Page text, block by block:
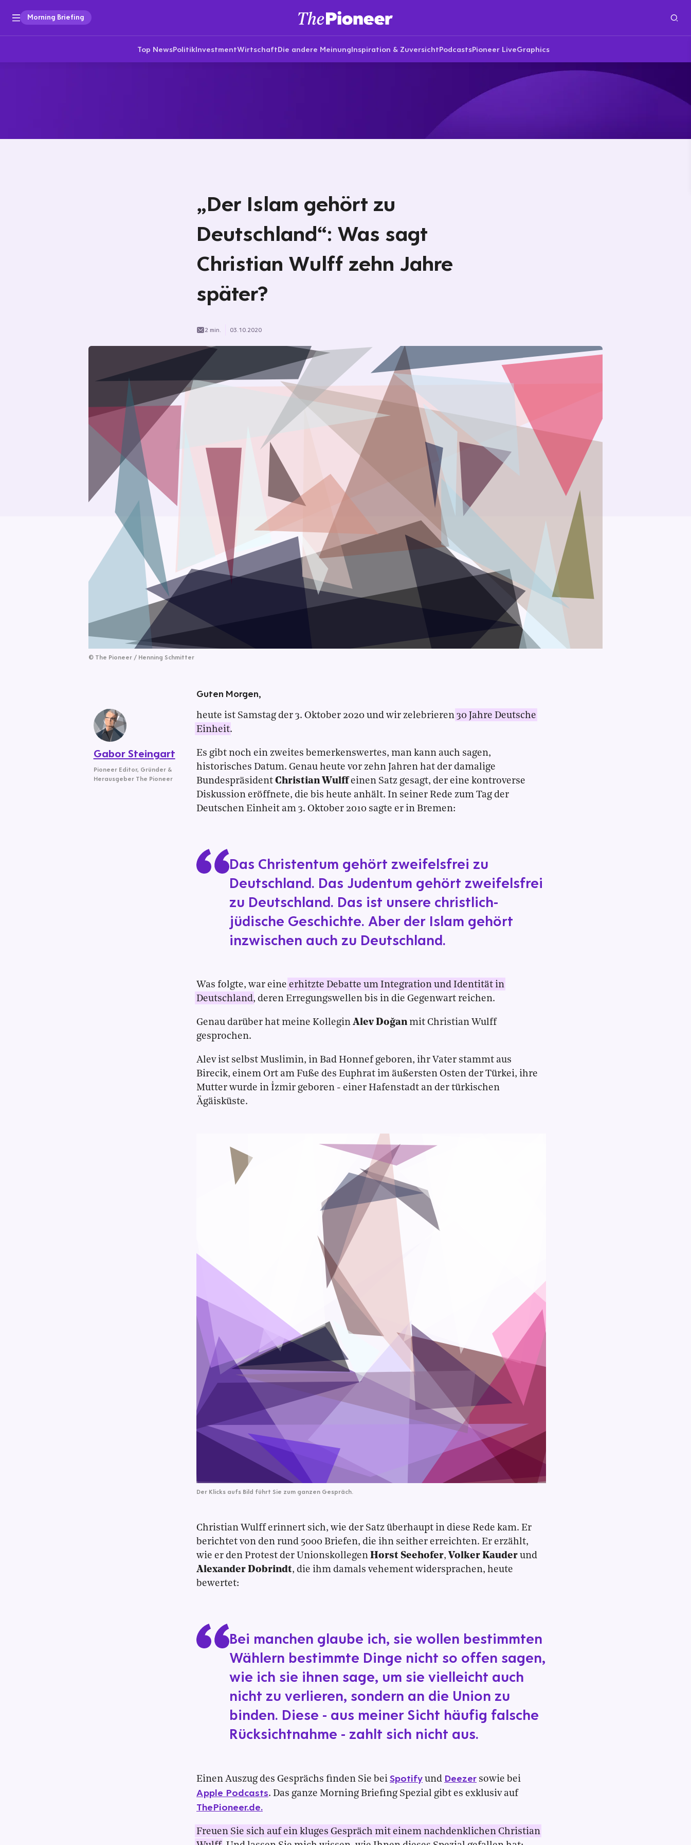
Morning Briefing
Top NewsPolitikInvestmentWirtschaftDie andere MeinungInspiration & ZuversichtPodcastsPioneer LiveGraphics
„Der Islam gehört zu
Deutschland“: Was sagt
Christian Wulff zehn Jahre
später?
2 min. 03.10.2020
© The Pioneer / Henning Schmitter
Guten Morgen,
heute ist Samstag der 3. Oktober 2020 und wir zelebrieren 30 Jahre Deutsche
Einheit.
Es gibt noch ein zweites bemerkenswertes, man kann auch sagen,
historisches Datum. Genau heute vor zehn Jahren hat der damalige
Bundespräsident Christian Wulffeinen Satz gesagt, der eine kontroverse
Diskussion eröffnete, die bis heute anhält. In seiner Rede zum Tag der
Deutschen Einheit am 3. Oktober 2010 sagte er in Bremen:
Das Christentum gehört zweifelsfrei zu
Deutschland. Das Judentum gehört zweifelsfrei
zu Deutschland. Das ist unsere christlich-
jüdische Geschichte. Aber der Islam gehört
inzwischen auch zu Deutschland.
Was folgte, war eine erhitzte Debatte um Integration und Identität in
Deutschland, deren Erregungswellen bis in die Gegenwart reichen.
Genau darüber hat meine Kollegin Alev Doğanmit Christian Wulff
gesprochen.
Alev ist selbst Muslimin, in Bad Honnef geboren, ihr Vater stammt aus
Birecik, einem Ort am Fuße des Euphrat im äußersten Osten der Türkei, ihre
Mutter wurde in İzmir geboren - einer Hafenstadt an der türkischen
Ägäisküste.
Der Klicks aufs Bild führt Sie zum ganzen Gespräch.
Christian Wulff erinnert sich, wie der Satz überhaupt in diese Rede kam. Er
berichtet von den rund 5000 Briefen, die ihn seither erreichten. Er erzählt,
wie er den Protest der Unionskollegen Horst Seehofer, Volker Kauder und
Alexander Dobrindt, die ihm damals vehement widersprachen, heute
bewertet:
Bei manchen glaube ich, sie wollen bestimmten
Wählern bestimmte Dinge nicht so offen sagen,
wie ich sie ihnen sage, um sie vielleicht auch
nicht zu verlieren, sondern an die Union zu
binden. Diese - aus meiner Sicht häufig falsche
Rücksichtnahme - zahlt sich nicht aus.
Einen Auszug des Gesprächs finden Sie bei Spotify und Deezer sowie bei
Apple Podcasts. Das ganze Morning Briefing Spezial gibt es exklusiv auf
ThePioneer.de.
Freuen Sie sich auf ein kluges Gespräch mit einem nachdenklichen Christian
Gabor Steingart
Pioneer Editor, Gründer &
Herausgeber The Pioneer